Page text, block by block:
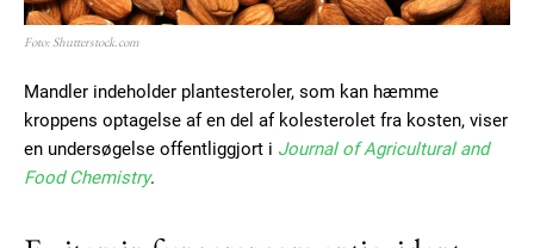
Foto: Shutterstock.com
Mandler indeholder plantesteroler, som kan hæmme
kroppens optagelse af en del af kolesterolet fra kosten, viser
en undersøgelse offentliggjort i Journal of Agricultural and
Food Chemistry.